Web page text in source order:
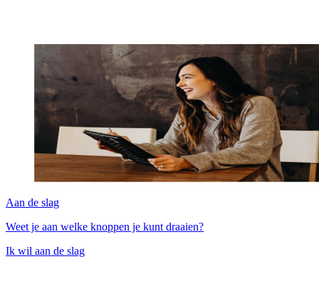
Aan de slag
Weet je aan welke knoppen je kunt draaien?
Ik wil aan de slag